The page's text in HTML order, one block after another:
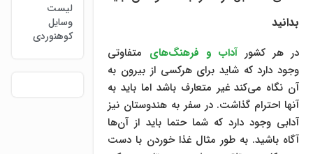
بدانید
در هر کشورآداب و فرهنگ‌های متفاوتی
وجود دارد که شاید برای هرکسی از بیرون به
آن نگاه می‌کند غیر متعارف باشد اما باید به
آنها احترام گذاشت. در سفر به هندوستان نیز
آدابی وجود دارد که شما حتما باید از آن‌ها
آگاه باشید. به طور مثال غذا خوردن با دست
لیست
وسایل
کوهنوردی